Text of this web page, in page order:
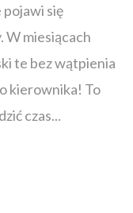
się
W miesiącach
te bez wątpienia
kierownika! To
czas...